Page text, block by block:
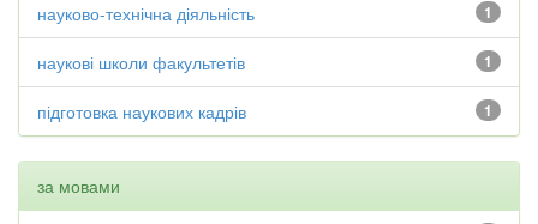
1
науково-технічна діяльність
1
наукові школи факультетів
1
підготовка наукових кадрів
за мовами